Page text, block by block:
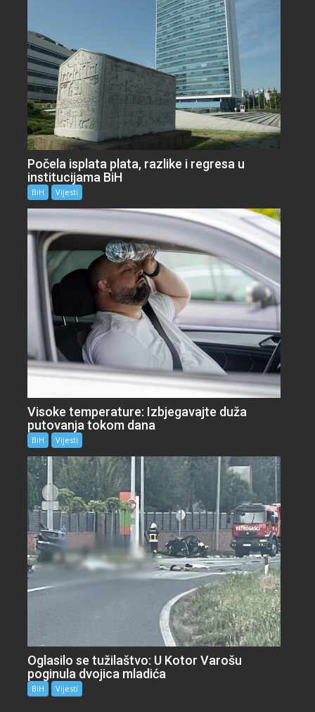
Počela isplata plata, razlike i regresa u
institucijama BiH
BiH Vijesti
Visoke temperature: Izbjegavajte duža
putovanja tokom dana
BiH Vijesti
Oglasilo se tužilaštvo: U Kotor Varošu
poginula dvojica mladića
BiH Vijesti